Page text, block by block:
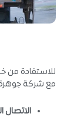
للاستفادة من
مع شركة
الاتصال